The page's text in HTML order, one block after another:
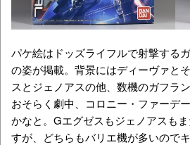
パケ絵はドッズライフルで射撃する
の姿が掲載。背景にはディーヴァと
スとジェノアスの他、数機のガフラ
おそらく劇中、コロニー・ファーデ
かなと。Gエグゼスもジェノアスも
すが、どちらもバリエ機が多いので